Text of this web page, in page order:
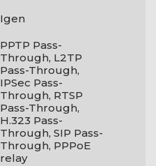
Igen
PPTP Pass-
Through, L2TP
Pass-Through,
IPSec Pass-
Through, RTSP
Pass-Through,
H.323 Pass-
Through, SIP Pass-
Through, PPPoE
relay